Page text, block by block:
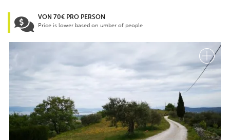
VON 70€ PRO PERSON
Price is lower based on umber of people